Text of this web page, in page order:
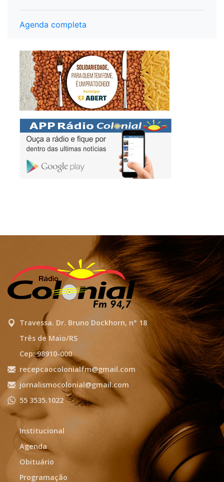
Agenda completa
Travessa. Dr. Bruno Dockhorn, n° 18
Três de Maio/RS
Cep: 98910-000
recepcaocolonialfm@gmail.com
jornalismocolonial@gmail.com
55 3535.1022
Institucional
Agenda
Obituário
Programação